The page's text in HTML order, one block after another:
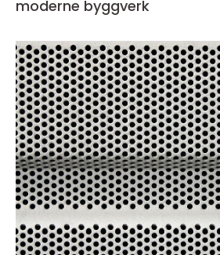
moderne byggverk